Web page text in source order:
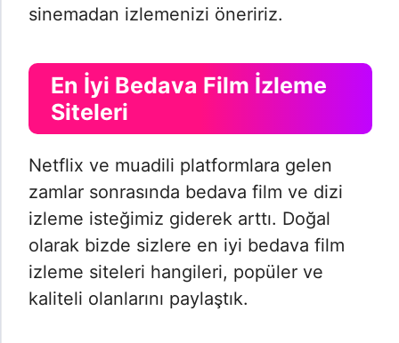
sinemadan izlemenizi öneririz.
En İyi Bedava Film İzleme
Siteleri
Netflix ve muadili platformlara gelen
zamlar sonrasında bedava film ve dizi
izleme isteğimiz giderek arttı. Doğal
olarak bizde sizlere en iyi bedava film
izleme siteleri hangileri, popüler ve
kaliteli olanlarını paylaştık.